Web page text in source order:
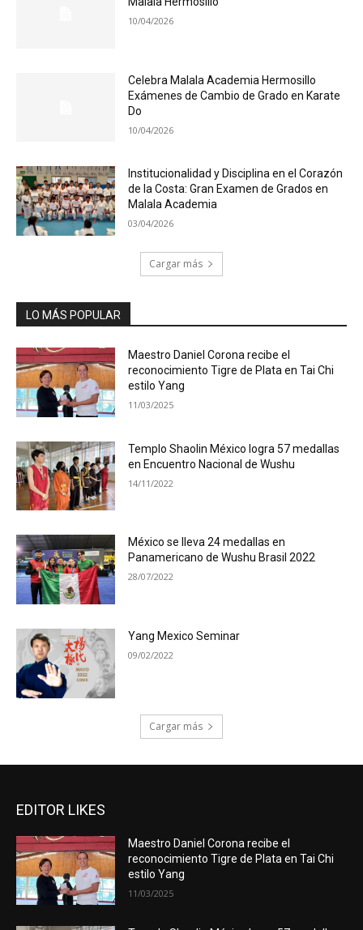
10/04/2026
Celebra Malala Academia Hermosillo
Exámenes de Cambio de Grado en Karate
Do
10/04/2026
Institucionalidad y Disciplina en el Corazón
de la Costa: Gran Examen de Grados en
Malala Academia
03/04/2026
Cargar más
LO MÁS POPULAR
Maestro Daniel Corona recibe el
reconocimiento Tigre de Plata en Tai Chi
estilo Yang
11/03/2025
Templo Shaolin México logra 57 medallas
en Encuentro Nacional de Wushu
14/11/2022
México se lleva 24 medallas en
Panamericano de Wushu Brasil 2022
28/07/2022
Yang Mexico Seminar
09/02/2022
Cargar más
EDITOR LIKES
Maestro Daniel Corona recibe el
reconocimiento Tigre de Plata en Tai Chi
estilo Yang
11/03/2025